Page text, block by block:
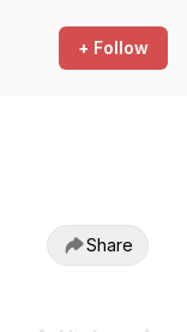
+ Follow
Share